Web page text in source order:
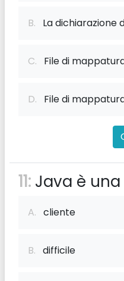
B. La dichiarazione
C. File di
D. File di
11: Java è
A. cliente
B. difficile